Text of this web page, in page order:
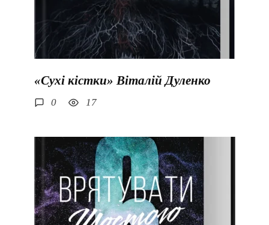
«Сухі кістки» Віталій Дуленко
0 17